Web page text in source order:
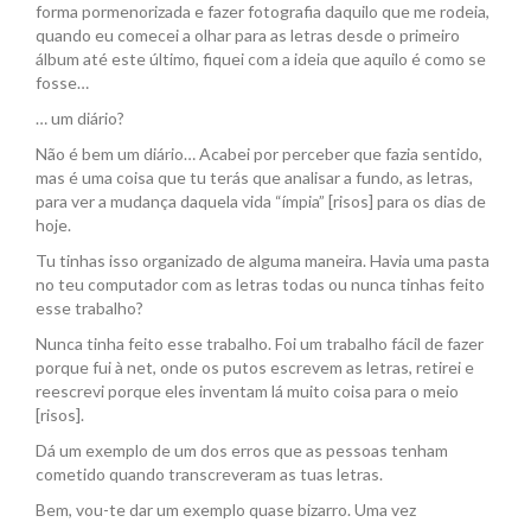
forma pormenorizada e fazer fotografia daquilo que me rodeia,
quando eu comecei a olhar para as letras desde o primeiro
álbum até este último, fiquei com a ideia que aquilo é como se
fosse…
… um diário?
Não é bem um diário… Acabei por perceber que fazia sentido,
mas é uma coisa que tu terás que analisar a fundo, as letras,
para ver a mudança daquela vida “ímpia” [risos] para os dias de
hoje.
Tu tinhas isso organizado de alguma maneira. Havia uma pasta
no teu computador com as letras todas ou nunca tinhas feito
esse trabalho?
Nunca tinha feito esse trabalho. Foi um trabalho fácil de fazer
porque fui à net, onde os putos escrevem as letras, retirei e
reescrevi porque eles inventam lá muito coisa para o meio
[risos].
Dá um exemplo de um dos erros que as pessoas tenham
cometido quando transcreveram as tuas letras.
Bem, vou-te dar um exemplo quase bizarro. Uma vez